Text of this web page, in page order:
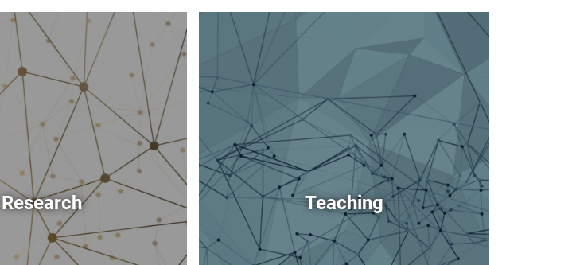
Research
Image
Teaching